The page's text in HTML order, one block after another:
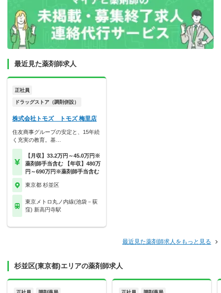
最近見た薬剤師求人
正社員
ドラッグストア（調剤併設）
株式会社トモズ トモズ 梅里店
住友商事グループの安定と、15年続
く充実の教育。基…
【月収】33.2万円～45.0万円※
薬剤師手当含む 【年収】480万
円～690万円※薬剤師手当含む
東京都 杉並区
東京メトロ丸ノ内線(池袋－荻
窪) 新高円寺駅
最近見た薬剤師求人をもっと見る
杉並区(東京都)エリアの薬剤師求人